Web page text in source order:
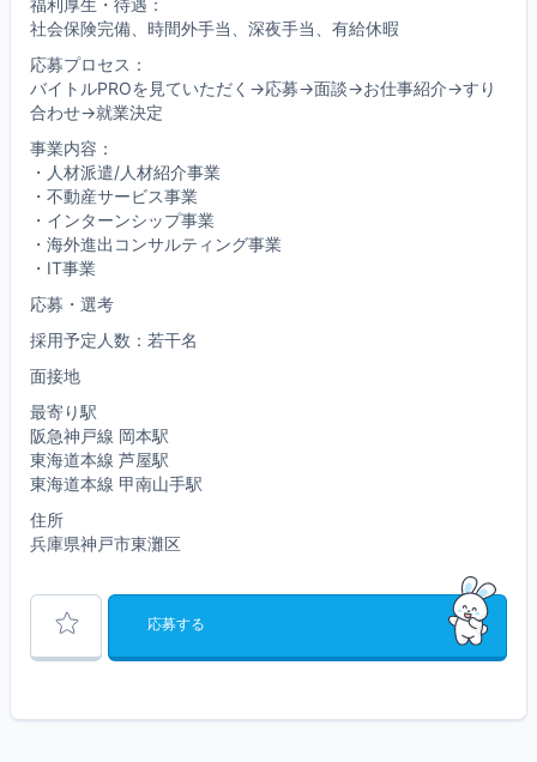
福利厚生・待遇：
社会保険完備、時間外手当、深夜手当、有給休暇
応募プロセス：
バイトルPROを見ていただく→応募→面談→お仕事紹介→すり
合わせ→就業決定
事業内容：
・人材派遣/人材紹介事業
・不動産サービス事業
・インターンシップ事業
・海外進出コンサルティング事業
・IT事業
応募・選考
採用予定人数：若干名
面接地
最寄り駅
阪急神戸線 岡本駅
東海道本線 芦屋駅
東海道本線 甲南山手駅
住所
兵庫県神戸市東灘区
応募する